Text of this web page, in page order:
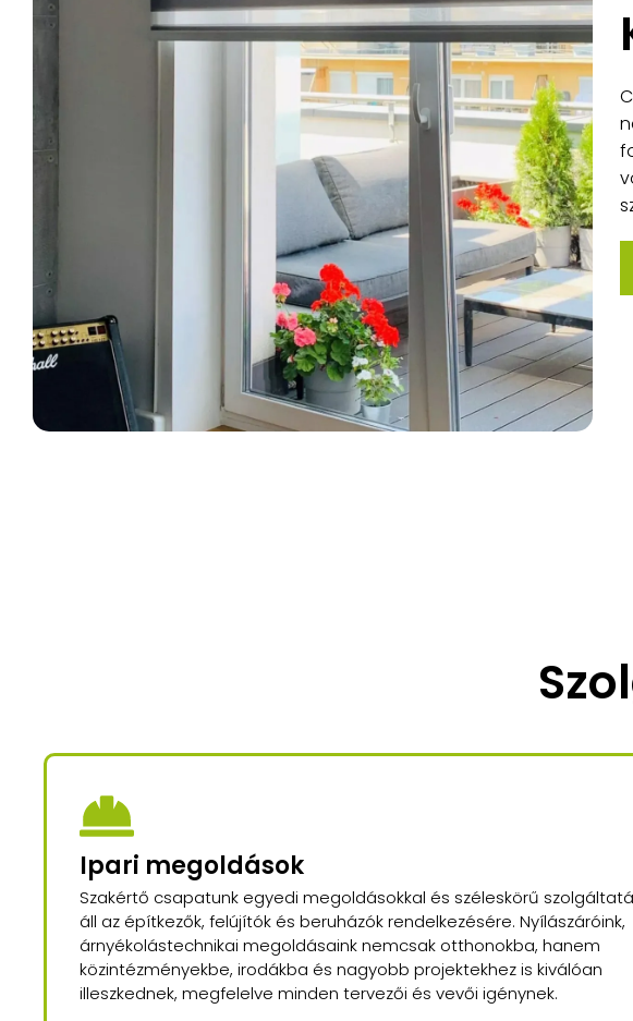
Ipari megoldások
Szakértő csapatunk egyedi megoldásokkal és széleskörű
áll az építkezők, felújítók és beruházók rendelkezésére. Nyílászáróink,
árnyékolástechnikai megoldásaink nemcsak otthonokba, hanem
közintézményekbe, irodákba és nagyobb projektekhez is kiválóan
illeszkednek, megfelelve minden tervezői és vevői igénynek.